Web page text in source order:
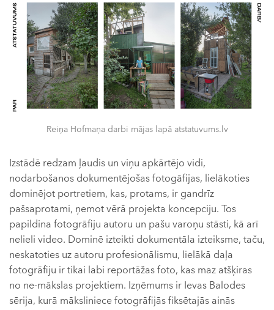
Reiņa Hofmaņa darbi mājas lapā atstatuvums.lv
Izstādē redzam ļaudis un viņu apkārtējo vidi,
nodarbošanos dokumentējošas fotogāfijas, lielākoties
dominējot portretiem, kas, protams, ir gandrīz
pašsaprotami, ņemot vērā projekta koncepciju. Tos
papildina fotogrāfiju autoru un pašu varoņu stāsti, kā arī
nelieli video. Dominē izteikti dokumentāla izteiksme, taču,
neskatoties uz autoru profesionālismu, lielākā daļa
fotogrāfiju ir tikai labi reportāžas foto, kas maz atšķiras
no ne-mākslas projektiem. Izņēmums ir Ievas Balodes
sērija, kurā māksliniece fotogrāfijās fiksētajās ainās